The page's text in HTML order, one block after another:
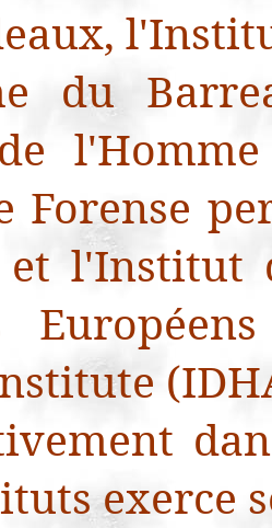
du
Forense
et l'Institut
exerce